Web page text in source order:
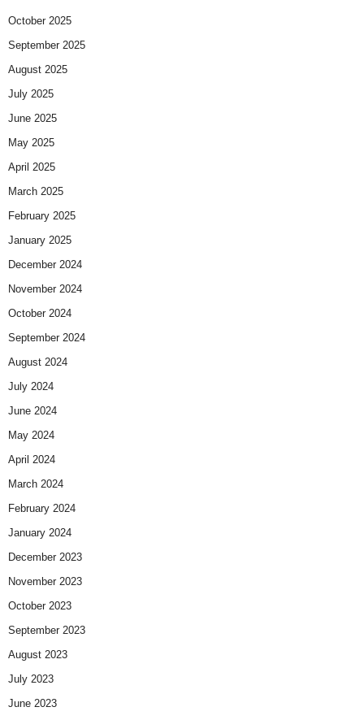
October 2025
September 2025
August 2025
July 2025
June 2025
May 2025
April 2025
March 2025
February 2025
January 2025
December 2024
November 2024
October 2024
September 2024
August 2024
July 2024
June 2024
May 2024
April 2024
March 2024
February 2024
January 2024
December 2023
November 2023
October 2023
September 2023
August 2023
July 2023
June 2023